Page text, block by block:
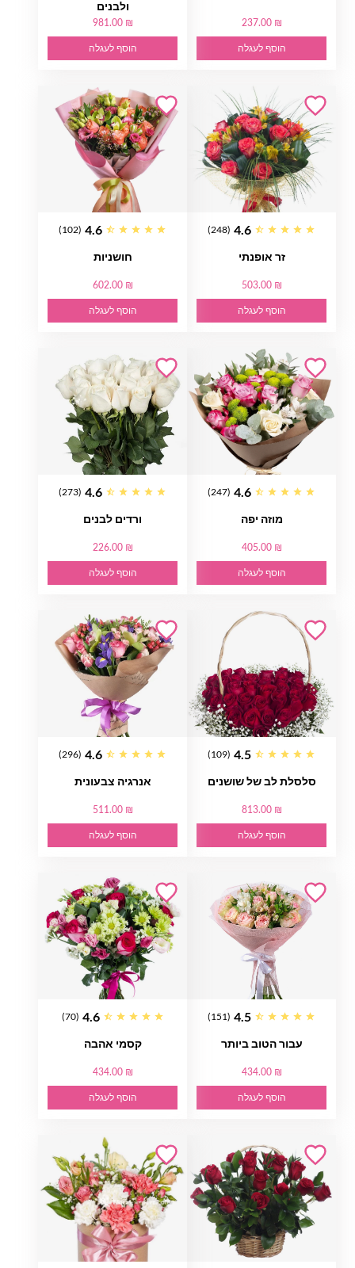
237.00 ₪
הוסף לעגלה
ולבנים
981.00 ₪
הוסף לעגלה
4.6
(248)
זר אופנתי
503.00 ₪
הוסף לעגלה
4.6
(102)
חושניות
602.00 ₪
הוסף לעגלה
4.6
(247)
מוזה יפה
405.00 ₪
הוסף לעגלה
4.6
(273)
ורדים לבנים
226.00 ₪
הוסף לעגלה
4.5
(109)
סלסלת לב של שושנים
813.00 ₪
הוסף לעגלה
4.6
(296)
אנרגיה צבעונית
511.00 ₪
הוסף לעגלה
4.5
(151)
עבור הטוב ביותר
434.00 ₪
הוסף לעגלה
4.6
(70)
קסמי אהבה
434.00 ₪
הוסף לעגלה